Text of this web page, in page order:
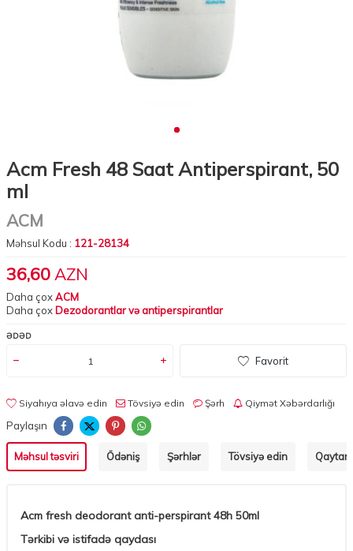
Acm Fresh 48 Saat Antiperspirant, 50
ml
ACM
Məhsul Kodu : 121-28134
36,60 AZN
Daha çoxACM
Daha çox Dezodorantlar və antiperspirantlar
ƏDƏD
Favorit
Siyahıya əlavə edin Tövsiyə edin Şərh Qiymət Xəbərdarlığı
Paylaşın
Məhsul təsviri Ödəniş Şərhlər Tövsiyə edin
Acm fresh deodorant anti-perspirant 48h 50ml
Tərkibi və istifadə qaydası